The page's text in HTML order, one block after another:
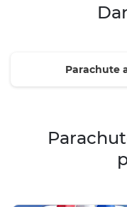
Parachute